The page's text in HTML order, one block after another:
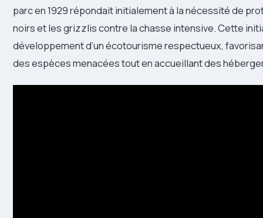
parc en 1929 répondait initialement à la nécessité de
noirs et les grizzlis contre la chasse intensive. Cette
développement d’un écotourisme respectueux,
des espèces menacées tout en accueillant des